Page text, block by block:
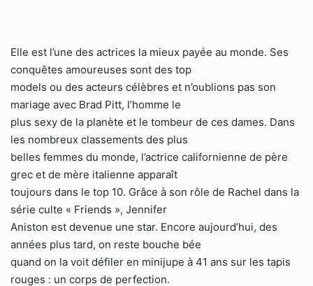
Elle est l’une des actrices la mieux payée au monde. Ses
conquêtes amoureuses sont des top
models ou des acteurs célèbres et n’oublions pas son
mariage avec Brad Pitt, l’homme le
plus sexy de la planète et le tombeur de ces dames. Dans
les nombreux classements des plus
belles femmes du monde, l’actrice californienne de père
grec et de mère italienne apparaît
toujours dans le top 10. Grâce à son rôle de Rachel dans la
série culte « Friends », Jennifer
Aniston est devenue une star. Encore aujourd’hui, des
années plus tard, on reste bouche bée
quand on la voit défiler en minijupe à 41 ans sur les tapis
rouges : un corps de perfection.